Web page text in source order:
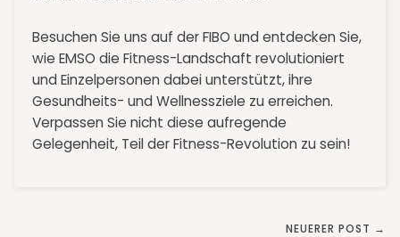
Besuchen Sie uns auf der FIBO und entdecken Sie,
wie EMSO die Fitness-Landschaft revolutioniert
und Einzelpersonen dabei unterstützt, ihre
Gesundheits- und Wellnessziele zu erreichen.
Verpassen Sie nicht diese aufregende
Gelegenheit, Teil der Fitness-Revolution zu sein!
NEUERER POST →